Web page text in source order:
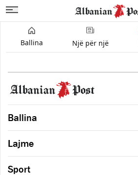
Ballina Një për një
Ballina
Lajme
Sport